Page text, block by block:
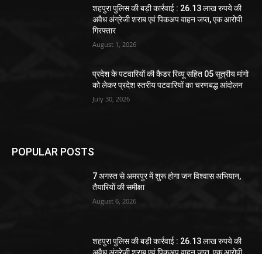
शहपुरा पुलिस की बड़ी कार्रवाई : 26.13 लाख रुपये की
अवैध अंग्रेजी शराब एवं पिकअप वाहन जप्त, एक आरोपी
गिरफ्तार
August 1, 2026
प्रदेश के पटवारियों की कैडर रिव्यू सहित 05 सूत्रीय मांगो
को लेकर प्रदेश स्तरीय पटवारियों का चरणबद्ध आंदोलन
July 30, 2026
POPULAR POSTS
7 अगस्त से अमरपुर में शुरू होगा जन विश्वास अभियान,
तैयारियों की समीक्षा
August 6, 2026
शहपुरा पुलिस की बड़ी कार्रवाई : 26.13 लाख रुपये की